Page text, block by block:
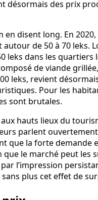
désormais des prix
disent long. En
de 50 à 70 leks.
leks dans les quartiers
de viande
leks, revient
Pour les
sont brutales.
hauts lieux du
parlent
que la forte demande
le marché peut les
l’impression
plus cet effet de